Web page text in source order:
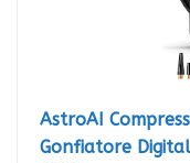
AstroAI
Gonfiatore